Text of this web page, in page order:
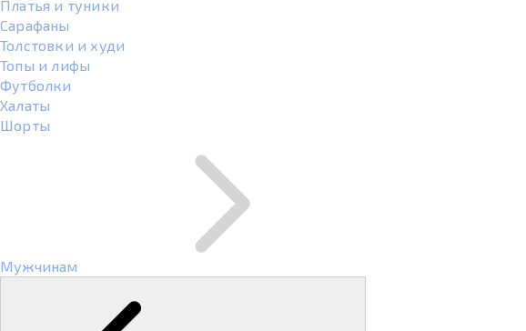
Платья и туники
Сарафаны
Толстовки и худи
Топы и лифы
Футболки
Халаты
Шорты
Мужчинам